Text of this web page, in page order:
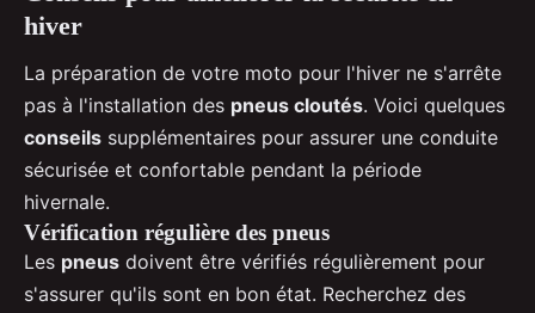
hiver
La préparation de votre moto pour l'hiver ne s'arrête
pas à l'installation des pneus cloutés. Voici quelques
conseils supplémentaires pour assurer une conduite
sécurisée et confortable pendant la période
hivernale.
Vérification régulière des pneus
Les pneus doivent être vérifiés régulièrement pour
s'assurer qu'ils sont en bon état. Recherchez des